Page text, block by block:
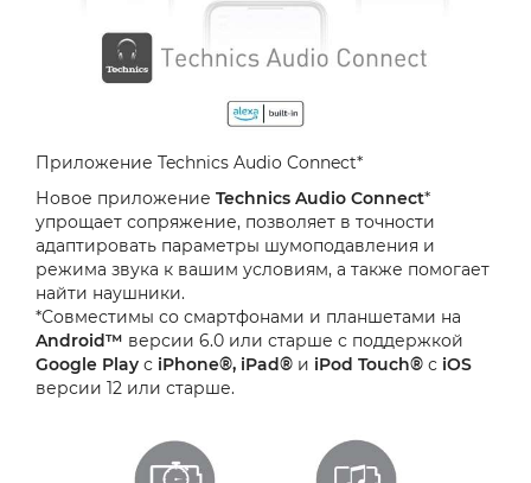
Приложение Technics Audio Connect*
Новое приложение Technics Audio Connect*
упрощает сопряжение, позволяет в точности
адаптировать параметры шумоподавления и
режима звука к вашим условиям, а также помогает
найти наушники.
*Совместимы со смартфонами и планшетами на
Android™ версии 6.0 или старше с поддержкой
Google Play с iPhone®, iPad® и iPod Touch® с iOS
версии 12 или старше.